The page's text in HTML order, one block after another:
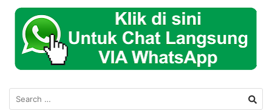
Search
for: